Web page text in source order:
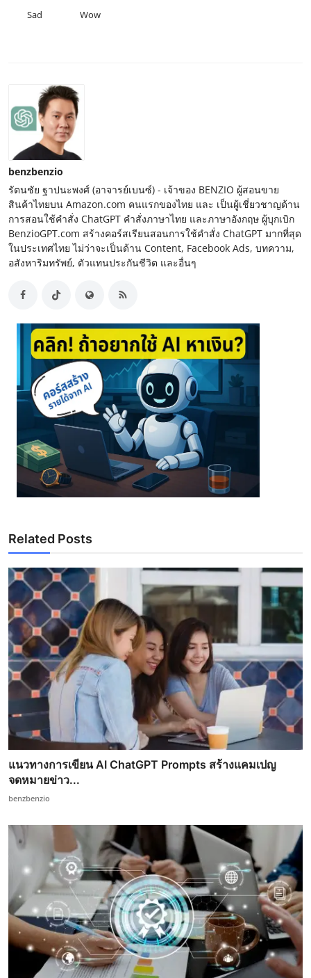
Sad Wow
benzbenzio
รัตนชัย ฐาปนะพงศ์ (อาจารย์เบนซ์) - เจ้าของ BENZIO ผู้สอนขาย
สินค้าไทยบน Amazon.com คนแรกของไทย และ เป็นผู้เชี่ยวชาญด้าน
การสอนใช้คำสั่ง ChatGPT คำสั่งภาษาไทย และภาษาอังกฤษ ผู้บุกเบิก
BenzioGPT.com สร้างคอร์สเรียนสอนการใช้คำสั่ง ChatGPT มากที่สุด
ในประเทศไทย ไม่ว่าจะเป็นด้าน Content, Facebook Ads, บทความ,
อสังหาริมทรัพย์, ตัวแทนประกันชีวิต และอื่นๆ
Related Posts
แนวทางการเขียน AI ChatGPT Prompts สร้างแคมเปญ
จดหมายข่าว...
benzbenzio